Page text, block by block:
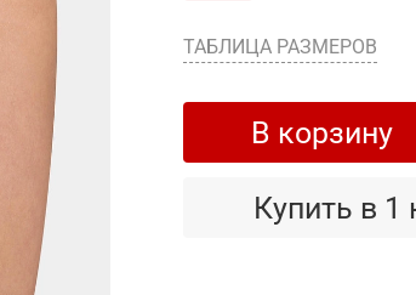
ТАБЛИЦА РАЗМЕРОВ
В корзину
Купить в 1